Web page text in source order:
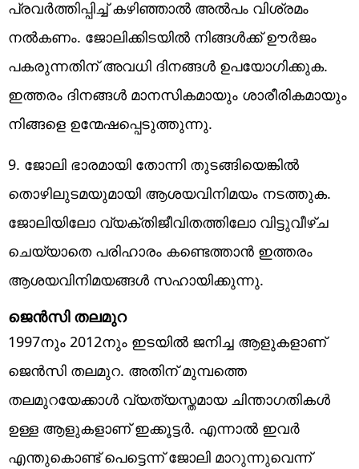
പ്രവര്‍ത്തിപ്പിച്ച് കഴിഞ്ഞാല്‍ അല്‍പം വിശ്രമം
നല്‍കണം. ജോലിക്കിടയില്‍ നിങ്ങള്‍ക്ക് ഊര്‍ജം
പകരുന്നതിന് അവധി ദിനങ്ങള്‍ ഉപയോഗിക്കുക.
ഇത്തരം ദിനങ്ങള്‍ മാനസികമായും ശാരീരികമായും
നിങ്ങളെ ഉന്മേഷപ്പെടുത്തുന്നു.
9. ജോലി ഭാരമായി തോന്നി തുടങ്ങിയെങ്കില്‍
തൊഴിലുടമയുമായി ആശയവിനിമയം നടത്തുക.
ജോലിയിലോ വ്യക്തിജീവിതത്തിലോ വിട്ടുവീഴ്ച
ചെയ്യാതെ പരിഹാരം കണ്ടെത്താന്‍ ഇത്തരം
ആശയവിനിമയങ്ങള്‍ സഹായിക്കുന്നു.
ജെന്‍സി തലമുറ
1997നും 2012നും ഇടയില്‍ ജനിച്ച ആളുകളാണ്
ജെന്‍സി തലമുറ. അതിന് മുമ്പത്തെ
തലമുറയേക്കാള്‍ വ്യത്യസ്തമായ ചിന്താഗതികള്‍
ഉള്ള ആളുകളാണ് ഇക്കൂട്ടര്‍. എന്നാല്‍ ഇവര്‍
എന്തുകൊണ്ട് പെട്ടെന്ന് ജോലി മാറുന്നുവെന്ന്